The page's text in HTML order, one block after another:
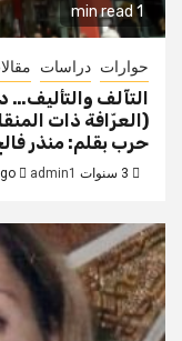
1 min read
حوارات دراسات
التآلف والتأليف…
(العرّافة ذات
حرب بقلم: منذر
admin1